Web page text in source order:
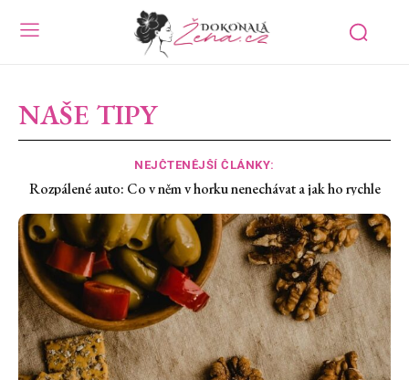
NAŠE TIPY
NEJČTENĚJŠÍ ČLÁNKY:
Suché oči z klimatizace: Proč pálí a co jim rychle uleví